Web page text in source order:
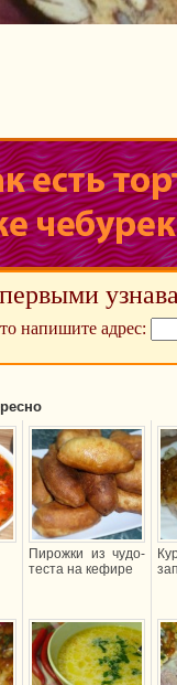
напишите адрес:
Пирожки из чудо-
теста на кефире